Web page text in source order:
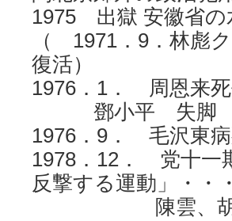
1975 出獄 安徽省の
（ 1971．9．林
復活）
1976．1． 周恩来
鄧小平 失脚
1976．9． 毛沢東
1978．12． 党十一
反撃する運動」・・
陳雲、胡耀邦